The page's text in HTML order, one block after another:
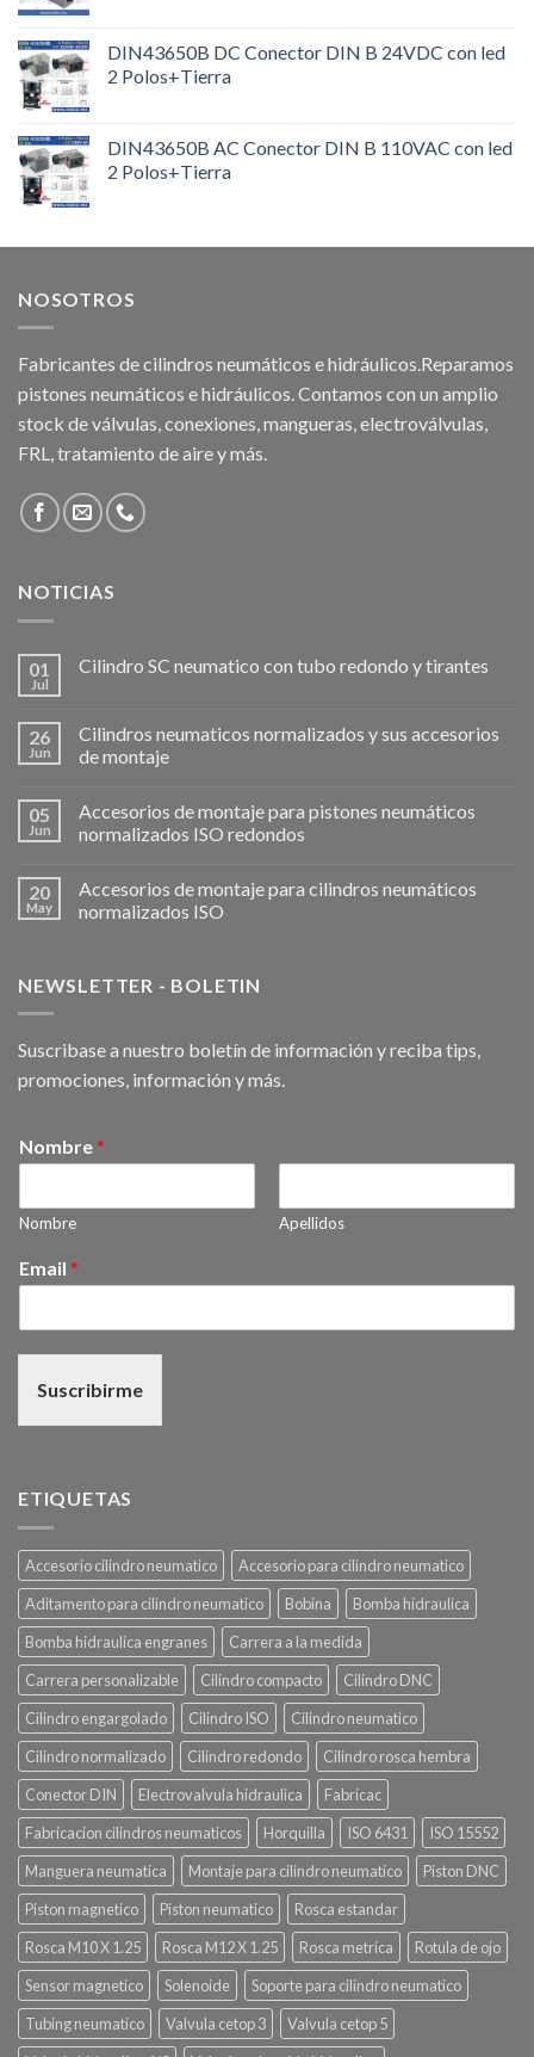
DIN43650B DC Conector DIN B 24VDC con led
2 Polos+Tierra
DIN43650B AC Conector DIN B 110VAC con led
2 Polos+Tierra
NOSOTROS
Fabricantes de cilindros neumáticos e hidráulicos.Reparamos
pistones neumáticos e hidráulicos. Contamos con un amplio
stock de válvulas, conexiones, mangueras, electroválvulas,
FRL, tratamiento de aire y más.
NOTICIAS
01
Jul
Cilindro SC neumatico con tubo redondo y tirantes
26
Jun
Cilindros neumaticos normalizados y sus accesorios
de montaje
05
Jun
Accesorios de montaje para pistones neumáticos
normalizados ISO redondos
20
May
Accesorios de montaje para cilindros neumáticos
normalizados ISO
NEWSLETTER - BOLETIN
Suscribase a nuestro boletín de información y reciba tips,
promociones, información y más.
Nombre *
Nombre Apellidos
Email *
Suscribirme
ETIQUETAS
Accesorio cilindro neumatico
Accesorio para cilindro neumatico
Aditamento para cilindro neumatico
Bobina
Bomba hidraulica
Bomba hidraulica engranes
Carrera a la medida
Carrera personalizable
Cilindro compacto
Cilindro DNC
Cilindro engargolado
Cilindro ISO
Cilindro neumatico
Cilindro normalizado
Cilindro redondo
Cilindro rosca hembra
Conector DIN
Electrovalvula hidraulica
Fabricac
Fabricacion cilindros neumaticos
Horquilla ISO 6431
ISO 15552
Manguera neumatica
Montaje para cilindro neumatico
Piston DNC
Piston magnetico
Piston neumatico
Rosca estandar
Rosca M10 X 1.25
Rosca M12 X 1.25 Rosca metrica
Rotula de ojo
Sensor magnetico
Solenoide
Soporte para cilindro neumatico
Tubing neumatico
Valvula cetop 3
Valvula cetop 5